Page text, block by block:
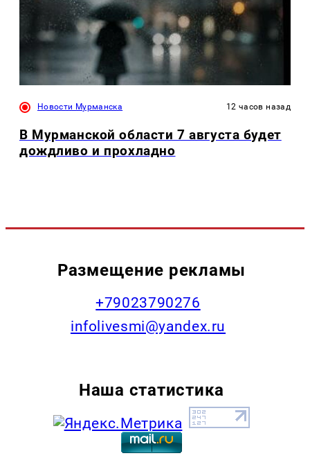
Новости Мурманска 12 часов назад
В Мурманской области 7 августа будет
дождливо и прохладно
Размещение рекламы
+79023790276
infolivesmi@yandex.ru
Наша статистика